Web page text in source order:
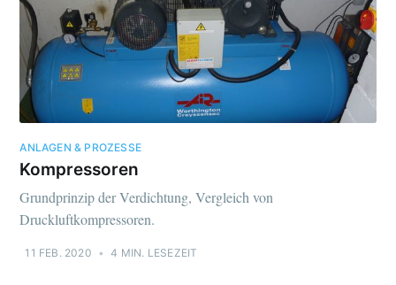
ANLAGEN & PROZESSE
Kompressoren
Grundprinzip der Verdichtung, Vergleich von
Druckluftkompressoren.
11 FEB. 2020 • 4 MIN. LESEZEIT